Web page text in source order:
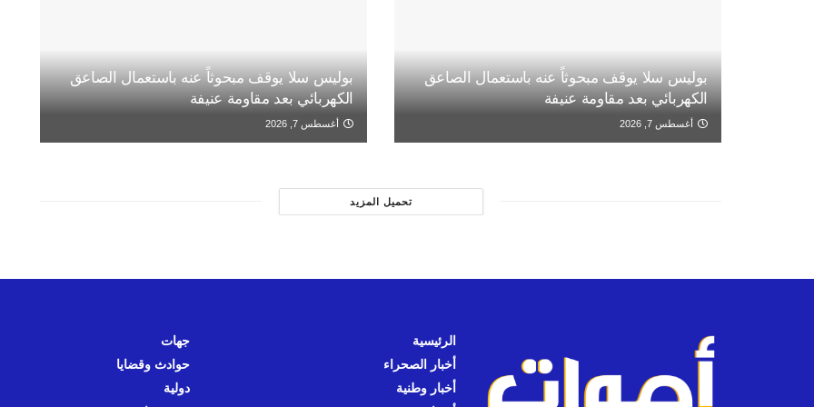
بوليس سلا يوقف مبحوثاً عنه باستعمال الصاعق
الكهربائي بعد مقاومة عنيفة
أغسطس 7, 2026
بوليس سلا يوقف مبحوثاً عنه باستعمال الصاعق
الكهربائي بعد مقاومة عنيفة
أغسطس 7, 2026
تحميل المزيد
الرئيسية
أخبار الصحراء
أخبار وطنية
جهات
حوادث وقضايا
دولية